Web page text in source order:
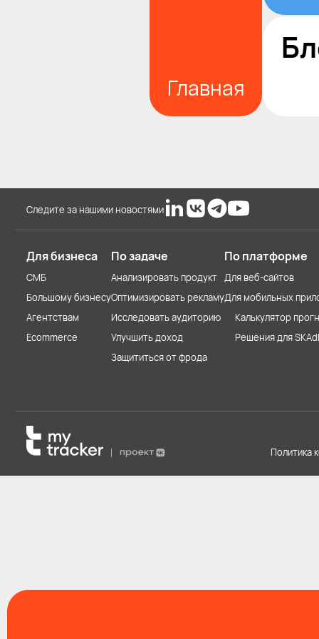
Главная
Следите за нашими новостями
Для бизнеса
СМБ
Большому бизнесу
Агентствам
Ecommerce
По задаче
Анализировать продукт
Оптимизировать рекламу
Исследовать аудиторию
Улучшить доход
Защититься от фрода
По платформе
Для веб-сайтов
Для мобильных
Калькулятор
Решения для
Политика